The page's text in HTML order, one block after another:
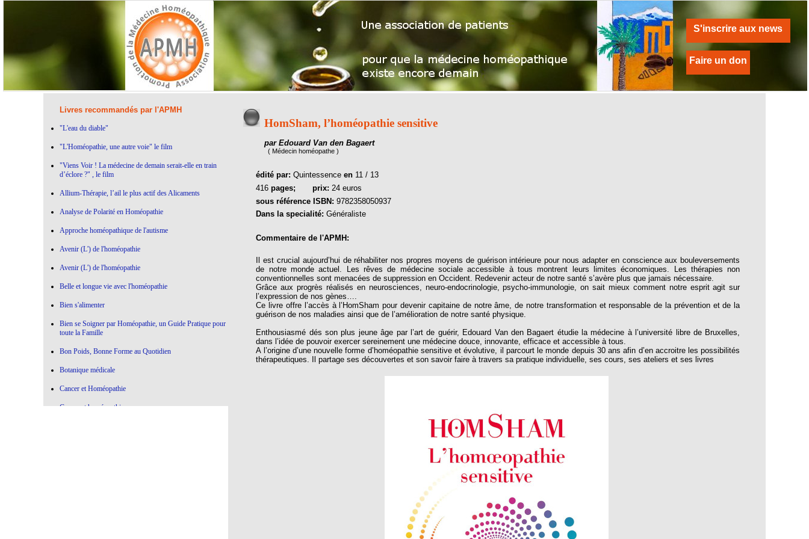
S'inscrire aux news
Faire un don
Livres recommandés par l'APMH
"L'eau du diable"
"L'Homéopathie, une autre voie" le film
"Viens Voir ! La médecine de demain serait-elle en train
d’éclore ?" , le film
Allium-Thérapie, l’ail le plus actif des Alicaments
Analyse de Polarité en Homéopathie
Approche homéopathique de l'autisme
Avenir (L') de l'homéopathie
Avenir (L') de l'homéopathie
Belle et longue vie avec l'homéopathie
Bien s'alimenter
Bien se Soigner par Homéopathie, un Guide Pratique pour
toute la Famille
Bon Poids, Bonne Forme au Quotidien
Botanique médicale
Cancer et Homéopathie
Cancer et homéopathie
HomSham, l’homéopathie sensitive
par Edouard Van den Bagaert
( Médecin homéopathe )
édité par:Quintessence en 11 / 13
416pages; prix: 24 euros
sous référence ISBN:9782358050937
Dans la specialité:Généraliste
Commentaire de l'APMH:
Il est crucial aujourd’hui de réhabiliter nos propres moyens de guérison intérieure pour nous adapter en conscience aux bouleversements
de notre monde actuel. Les rêves de médecine sociale accessible à tous montrent leurs limites économiques. Les thérapies non
conventionnelles sont menacées de suppression en Occident. Redevenir acteur de notre santé s’avère plus que jamais nécessaire.
Grâce aux progrès réalisés en neurosciences, neuro-endocrinologie, psycho-immunologie, on sait mieux comment notre esprit agit sur
l’expression de nos gènes….
Ce livre offre l’accès à l’HomSham pour devenir capitaine de notre âme, de notre transformation et responsable de la prévention et de la
guérison de nos maladies ainsi que de l’amélioration de notre santé physique.
Enthousiasmé dés son plus jeune âge par l’art de guérir, Edouard Van den Bagaert étudie la médecine à l’université libre de Bruxelles,
dans l’idée de pouvoir exercer sereinement une médecine douce, innovante, efficace et accessible à tous.
A l’origine d’une nouvelle forme d’homéopathie sensitive et évolutive, il parcourt le monde depuis 30 ans afin d’en accroitre les possibilités
thérapeutiques. Il partage ses découvertes et son savoir faire à travers sa pratique individuelle, ses cours, ses ateliers et ses livres